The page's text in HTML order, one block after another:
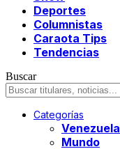
Deportes
Columnistas
Caraota Tips
Tendencias
Buscar
Categorías
Venezuela
Mundo